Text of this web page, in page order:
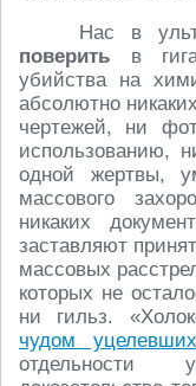
Нас в
поверить в
убийства на
абсолютно
чертежей, ни
использованию,
одной жертвы,
массового
никаких
заставляют
массовых
которых не
ни гильз.
чудом
отдельности